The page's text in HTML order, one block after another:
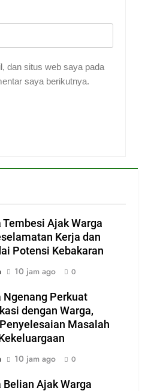
dan situs web saya pada
saya berikutnya.
Tembesi Ajak Warga
Kerja dan
Potensi Kebakaran
10 jam ago 0
Ngenang Perkuat
dengan Warga,
Masalah
10 jam ago 0
Belian Ajak Warga